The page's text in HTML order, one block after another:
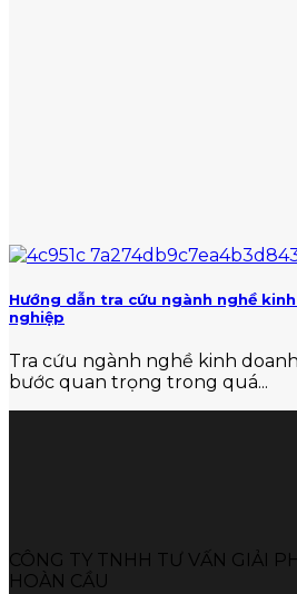
Hướng dẫn tra cứu ngành nghề
nghiệp
Tra cứu ngành nghề kinh
bước quan trọng trong quá...
CÔNG TY TNHH TƯ VẤN GIẢI
HOÀN CẦU